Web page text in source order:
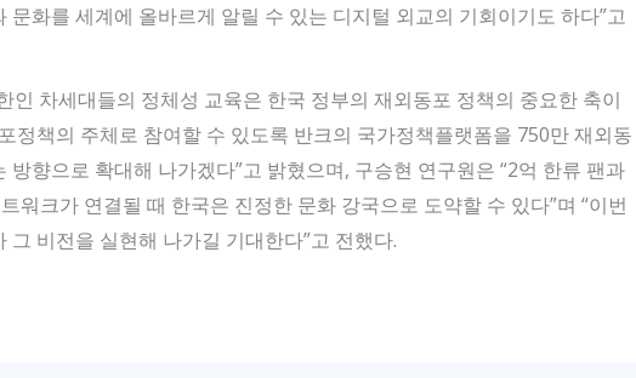
문화를 세계에 올바르게 알릴 수 있는 디지털 외교의 기회이기도 하다”고
인 차세대들의 정체성 교육은 한국 정부의 재외동포 정책의 중요한 축이
정책의 주체로 참여할 수 있도록 반크의 국가정책플랫폼을 750만 재외동
방향으로 확대해 나가겠다”고 밝혔으며, 구승현 연구원은 “2억 한류 팬과
워크가 연결될 때 한국은 진정한 문화 강국으로 도약할 수 있다”며 “이번
그 비전을 실현해 나가길 기대한다”고 전했다.